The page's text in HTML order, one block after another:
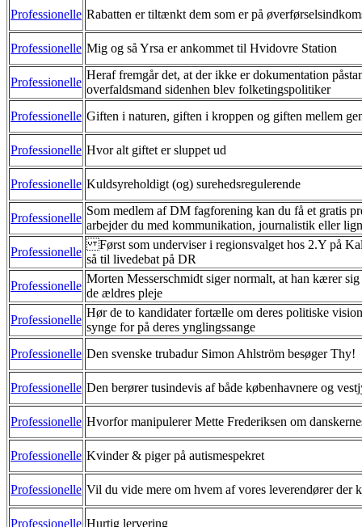
Professionelle Rabatten er tiltænkt dem som er på
Professionelle Mig og så Yrsa er ankommet til Hvidovre Station
Professionelle
Heraf fremgår det, at der ikke er dokumentation
overfaldsmand sidenhen blev folketingspolitiker
Professionelle Giften i naturen, giften i kroppen og giften mellem
Professionelle Hvor alt giftet er sluppet ud
Professionelle Kuldsyreholdigt (og) surehedsregulerende
Professionelle
Som medlem af DM fagforening kan du få et gratis
arbejder du med kommunikation, journalistik eller
Professionelle
Først som underviser i regionsvalget hos 2.Y på
så til livedebat på DR
Professionelle
Morten Messerschmidt siger normalt, at han kærer
de ældres pleje
Professionelle
Hør de to kandidater fortælle om deres politiske
synge for på deres ynglingssange
Professionelle Den svenske trubadur Simon Ahlström besøger Thy!
Professionelle Den berører tusindevis af både københavnere og
Professionelle Hvorfor manipulerer Mette Frederiksen om
Professionelle Kvinder & piger på autismespekret
Professionelle Vil du vide mere om hvem af vores leverendører der
Professionelle Hurtig lervering